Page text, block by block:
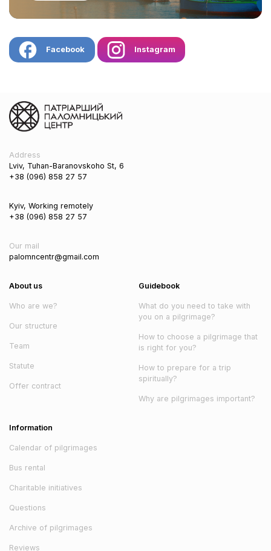
Facebook Instagram
Address
Lviv, Tuhan-Baranovskoho St, 6
+38 (096) 858 27 57
Kyiv, Working remotely
+38 (096) 858 27 57
Our mail
palomncentr@gmail.com
About us
Who are we?
Our structure
Team
Statute
Offer contract
Guidebook
What do you need to take with
you on a pilgrimage?
How to choose a pilgrimage that
is right for you?
How to prepare for a trip
spiritually?
Why are pilgrimages important?
Information
Calendar of pilgrimages
Bus rental
Charitable initiatives
Questions
Archive of pilgrimages
Reviews